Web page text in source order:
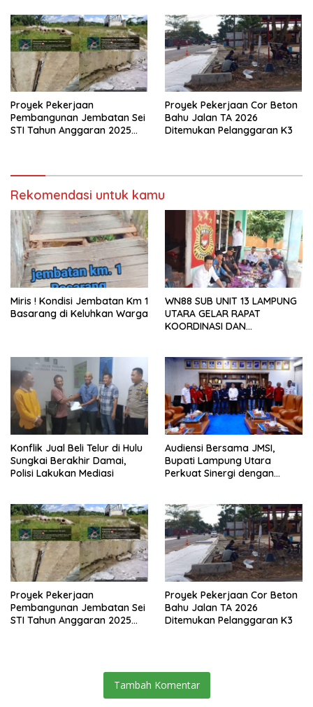
Proyek Pekerjaan
Pembangunan Jembatan Sei
STI Tahun Anggaran 2025
Proyek Pekerjaan Cor Beton
Bahu Jalan TA 2026
Ditemukan Pelanggaran K3
Rekomendasi untuk kamu
Miris ! Kondisi Jembatan Km 1
Basarang di Keluhkan Warga
WN88 SUB UNIT 13 LAMPUNG
UTARA GELAR RAPAT
KOORDINASI DAN
Konflik Jual Beli Telur di Hulu
Sungkai Berakhir Damai,
Polisi Lakukan Mediasi
Audiensi Bersama JMSI,
Bupati Lampung Utara
Perkuat Sinergi dengan
Proyek Pekerjaan
Pembangunan Jembatan Sei
STI Tahun Anggaran 2025
Proyek Pekerjaan Cor Beton
Bahu Jalan TA 2026
Ditemukan Pelanggaran K3
Tambah Komentar